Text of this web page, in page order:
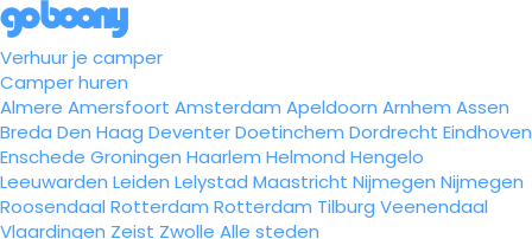
Verhuur je camper
Camper huren
Almere Amersfoort Amsterdam Apeldoorn Arnhem Assen
Breda Den Haag DeventerDoetinchem Dordrecht Eindhoven
Enschede Groningen Haarlem Helmond Hengelo
Leeuwarden Leiden Lelystad Maastricht Nijmegen Nijmegen
Roosendaal Rotterdam Rotterdam Tilburg Veenendaal
Vlaardingen Zeist Zwolle Alle steden